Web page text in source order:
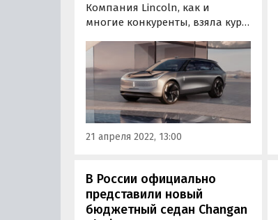
Компания Lincoln, как и
многие конкуренты, взяла курс
модельного ряда. Открывая
новую главу своей истории,
американский бренд
представил концепт-кар с
лаконичным названием Star.
21 апреля 2022, 13:00
В России официально
представили новый
бюджетный седан Changan